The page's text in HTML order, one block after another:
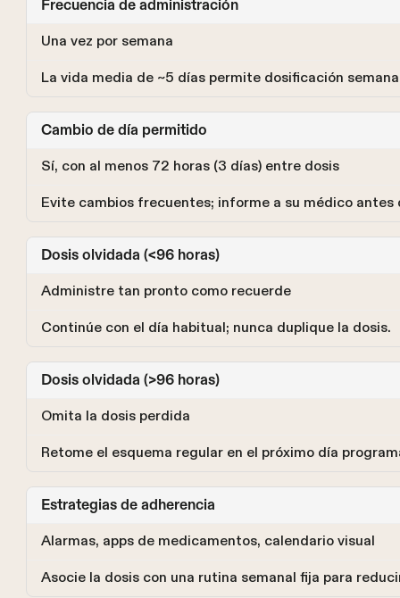
Frecuencia de administración
Una vez por semana
La vida media de ~5 días permite dosificación
Cambio de día permitido
Sí, con al menos 72 horas (3 días) entre dosis
Evite cambios frecuentes; informe a su médico antes
Dosis olvidada (<96 horas)
Administre tan pronto como recuerde
Continúe con el día habitual; nunca duplique la dosis.
Dosis olvidada (>96 horas)
Omita la dosis perdida
Retome el esquema regular en el próximo día
Estrategias de adherencia
Alarmas, apps de medicamentos, calendario visual
Asocie la dosis con una rutina semanal fija para